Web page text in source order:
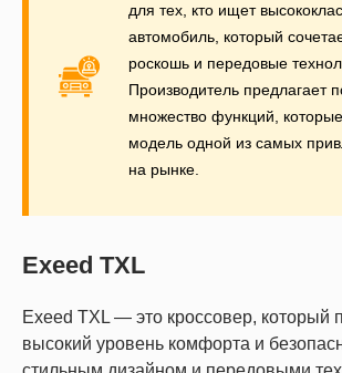
для тех, кто ищет
автомобиль, который
роскошь и передовые
Производитель предлагает
множество функций,
модель одной из самых
на рынке.
Exeed TXL
Exeed TXL — это кроссовер, который
высокий уровень комфорта и